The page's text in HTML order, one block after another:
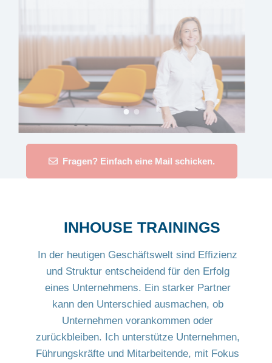
Fragen? Einfach eine Mail schicken.
INHOUSE TRAININGS
In der heutigen Geschäftswelt sind Effizienz
und Struktur entscheidend für den Erfolg
eines Unternehmens. Ein starker Partner
kann den Unterschied ausmachen, ob
Unternehmen vorankommen oder
zurückbleiben. Ich unterstütze Unternehmen,
Führungskräfte und Mitarbeitende, mit Fokus